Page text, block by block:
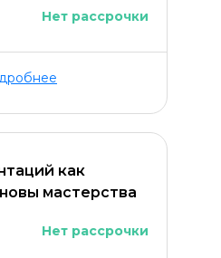
Нет рассрочки
как
мастерства
Нет рассрочки